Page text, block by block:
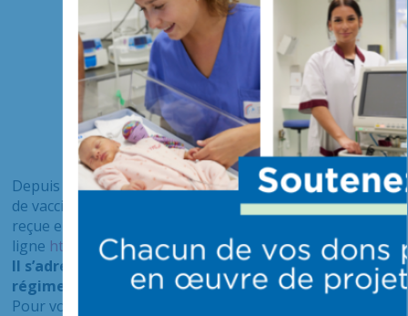
Depuis le 27 mai 2021, pour obtenir votre attestation
de vaccination à la Covid-19 après chaque injection
reçue en France, vous pouvez accéder au service en
ligne https://attestation-vaccin.ameli.fr/
Il s’adresse uniquement aux bénéficiaires d’un
régime français d’assurance maladie .
Pour vous identifier avec FranceConnect ,merci de vous